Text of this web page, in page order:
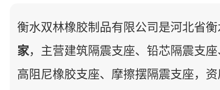
衡水双林橡胶制品有限公司是河北省
家，主营建筑隔震支座、铅芯隔震支
高阻尼橡胶支座、摩擦摆隔震支座，